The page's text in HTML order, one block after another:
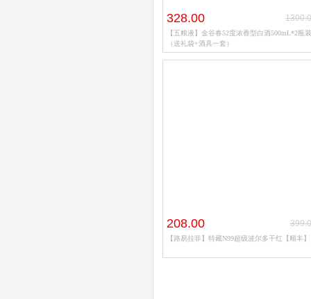
328.00
【五粮液】金谷春52度浓香型白酒500mL*2瓶装
（送礼袋+酒具一套）
208.00
【路易拉菲】特藏N99超级波尔多干红【顺丰】